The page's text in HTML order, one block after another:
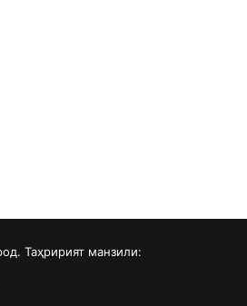
Таҳририят манзили: